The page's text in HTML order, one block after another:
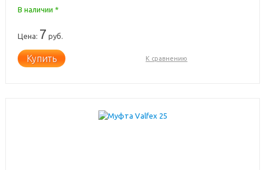
В наличии *
Цена: 7 руб.
Купить К сравнению